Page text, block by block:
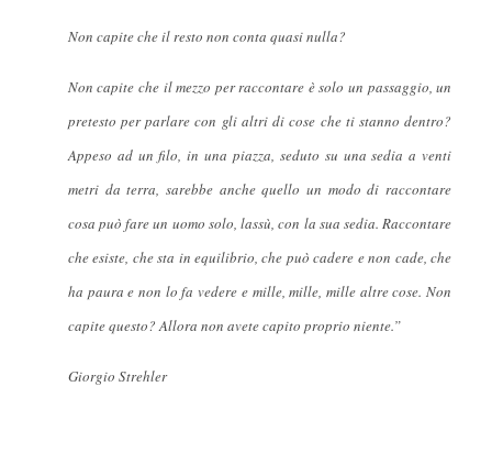
Non capite che il resto non conta quasi nulla?
Non capite che il mezzo per raccontare è solo un passaggio, un
pretesto per parlare con gli altri di cose che ti stanno dentro?
Appeso ad un filo, in una piazza, seduto su una sedia a venti
metri da terra, sarebbe anche quello un modo di raccontare
cosa può fare un uomo solo, lassù, con la sua sedia. Raccontare
che esiste, che sta in equilibrio, che può cadere e non cade, che
ha paura e non lo fa vedere e mille, mille, mille altre cose. Non
capite questo? Allora non avete capito proprio niente.”
Giorgio Strehler